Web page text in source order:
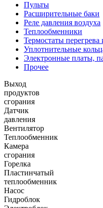
Пульты
Расширительные баки
Реле давления воздуха
Теплообменники
Термостаты перегрева
Уплотнительные
Электронные платы,
Прочее
Выход
продуктов
сгорания
Датчик
давления
Вентилятор
Теплообменник
Камера
сгорания
Горелка
Пластинчатый
теплообменник
Насос
Гидроблок